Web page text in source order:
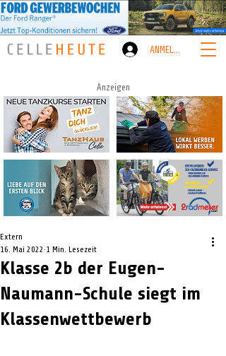
ANMELDEN
Anzeigen
Klasse 2b der Eugen-
Naumann-Schule siegt im
Klassenwettbewerb
Extern
16. Mai 2022 1 Min. Lesezeit